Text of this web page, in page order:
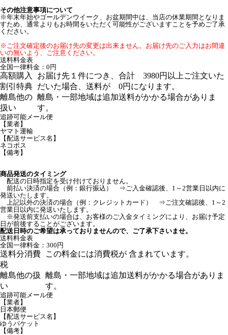
その他注意事項について
※年末年始やゴールデンウイーク、お盆期間中は、当店の休業期間となりま
すため、通常よりもお時間をいただく可能性がございますことを予めご了承
ください。
※ご注文確定後のお届け先の変更は出来ません。お届け先のご入力はお間違
いの無いよう、ご注意ください。
送料料金表
全国一律料金：0円
高額購入
割引特典
お届け先１件につき、合計 3980円以上ご注文いた
だいた場合、送料が 0円になります。
離島他の
扱い
離島・一部地域は追加送料がかかる場合がありま
す。
追跡可能メール便
【業者】
ヤマト運輸
【配送サービス名】
ネコポス
【備考】
商品発送のタイミング
配送の日時指定を受け付けておりません。
前払い決済の場合（例：銀行振込） ⇒ご入金確認後、1～2営業日以内に
発送いたします。
上記以外の決済の場合（例：クレジットカード） ⇒ご注文確認後、1～2
営業日以内に発送いたします。
※発送前支払いの場合は、お客様のご入金タイミングにより、お届け予定
日が前後することがございます。
配送日時のご希望は承っておりませんので、ご了承下さいませ。
送料料金表
全国一律料金：300円
送料分消費
税
この料金には消費税が 含まれています。
離島他の扱
い
離島・一部地域は追加送料がかかる場合がありま
す。
追跡可能メール便
【業者】
日本郵便
【配送サービス名】
ゆうパケット
【備考】